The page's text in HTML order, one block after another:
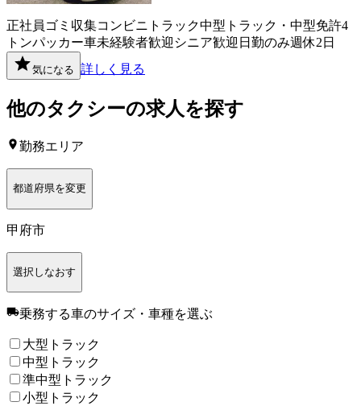
正社員 ゴミ収集コンビニ トラック中型トラック・中型免許4
トンパッカー車未経験者歓迎 シニア歓迎 日勤のみ週休2日
気になる 詳しく見る
他のタクシーの求人を探す
勤務エリア
都道府県を変更
甲府市
選択しなおす
乗務する車のサイズ・車種を選ぶ
大型トラック
中型トラック
準中型トラック
小型トラック